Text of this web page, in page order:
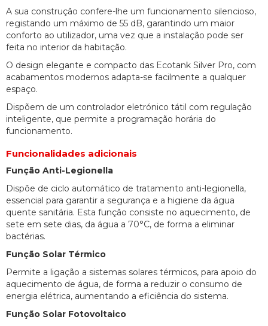
A sua construção confere-lhe um funcionamento silencioso,
registando um máximo de 55 dB, garantindo um maior
conforto ao utilizador, uma vez que a instalação pode ser
feita no interior da habitação.
O design elegante e compacto das Ecotank Silver Pro, com
acabamentos modernos adapta-se facilmente a qualquer
espaço.
Dispõem de um controlador eletrónico tátil com regulação
inteligente, que permite a programação horária do
funcionamento.
Funcionalidades adicionais
Função Anti-Legionella
Dispõe de ciclo automático de tratamento anti-legionella,
essencial para garantir a segurança e a higiene da água
quente sanitária. Esta função consiste no aquecimento, de
sete em sete dias, da água a 70°C, de forma a eliminar
bactérias.
Função Solar Térmico
Permite a ligação a sistemas solares térmicos, para apoio do
aquecimento de água, de forma a reduzir o consumo de
energia elétrica, aumentando a eficiência do sistema.
Função Solar Fotovoltaico